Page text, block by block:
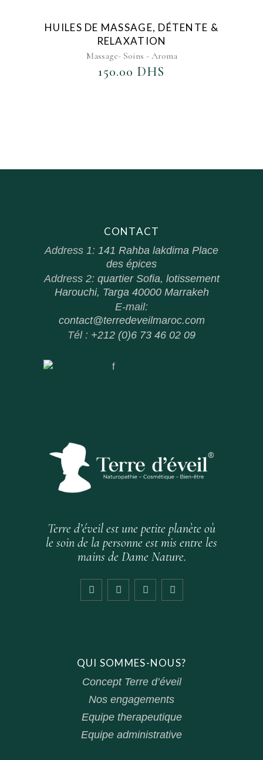
HUILES DE MASSAGE, DÉTENTE &
RELAXATION
Massage- Soins - Aroma
150.00 DHS
CONTACT
Address 1: 141 Rahba lakdima Place
des épices
Address 2: quartier Sofia, lotissement
Harouchi, Targa 40000 Marrakeh
E-mail:
contact@terredeveilmaroc.com
Tél : +212 (0)6 73 46 02 09
Terre d’éveil est une petite planète où
le soin de la personne est mis entre les
mains de Dame Nature.
QUI SOMMES-NOUS?
Concept Terre d’éveil
Nos engagements
Equipe therapeutique
Equipe administrative